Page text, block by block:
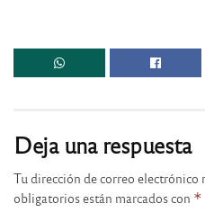
Deja una respuesta
Tu dirección de correo electrónico
obligatorios están marcados con *